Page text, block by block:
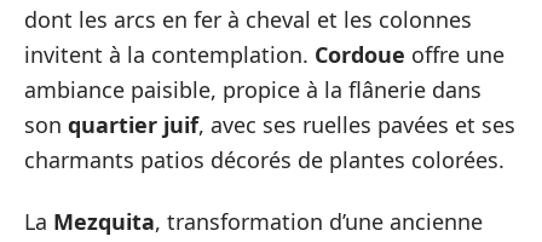
dont les arcs en fer à cheval et les colonnes
invitent à la contemplation. Cordoue offre une
ambiance paisible, propice à la flânerie dans
son quartier juif, avec ses ruelles pavées et ses
charmants patios décorés de plantes colorées.
La Mezquita, transformation d’une ancienne